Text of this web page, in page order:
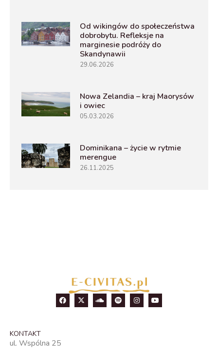
Od wikingów do społeczeństwa
dobrobytu. Refleksje na
marginesie podróży do
Skandynawii
29.06.2026
Nowa Zelandia – kraj Maorysów
i owiec
05.03.2026
Dominikana – życie w rytmie
merengue
26.11.2025
KONTAKT
ul. Wspólna 25